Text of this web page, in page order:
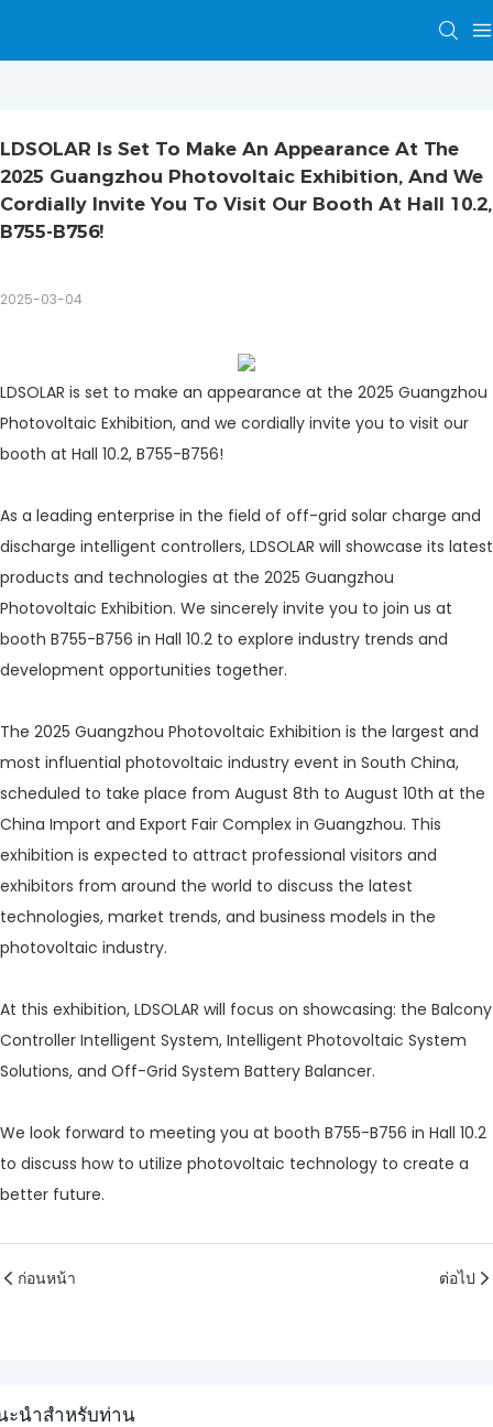
LDSOLAR Is Set To Make An Appearance At The
2025 Guangzhou Photovoltaic Exhibition, And We
Cordially Invite You To Visit Our Booth At Hall 10.2,
B755-B756!
2025-03-04
LDSOLAR is set to make an appearance at the 2025 Guangzhou
Photovoltaic Exhibition, and we cordially invite you to visit our
booth at Hall 10.2, B755-B756!
As a leading enterprise in the field of off-grid solar charge and
discharge intelligent controllers, LDSOLAR will showcase its latest
products and technologies at the 2025 Guangzhou
Photovoltaic Exhibition. We sincerely invite you to join us at
booth B755-B756 in Hall 10.2 to explore industry trends and
development opportunities together.
The 2025 Guangzhou Photovoltaic Exhibition is the largest and
most influential photovoltaic industry event in South China,
scheduled to take place from August 8th to August 10th at the
China Import and Export Fair Complex in Guangzhou. This
exhibition is expected to attract professional visitors and
exhibitors from around the world to discuss the latest
technologies, market trends, and business models in the
photovoltaic industry.
At this exhibition, LDSOLAR will focus on showcasing: the Balcony
Controller Intelligent System, Intelligent Photovoltaic System
Solutions, and Off-Grid System Battery Balancer.
We look forward to meeting you at booth B755-B756 in Hall 10.2
to discuss how to utilize photovoltaic technology to create a
better future.
ก่อนหน้า ต่อไป
ะนำสำหรับท่าน